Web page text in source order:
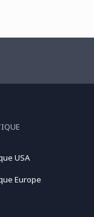
USA
Europe